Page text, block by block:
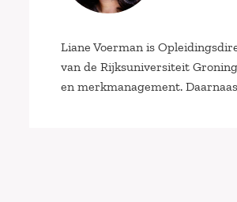
Liane Voerman is
van de Rijksuniversiteit
en merkmanagement.